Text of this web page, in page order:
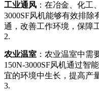
工业通风 ：在冶金、化工
3000SF风机能够有效排
通，改善工作环境，保障
2.
农业温室 ：农业温室中需
150N-3000SF风机通过智
宜的环境中生长，提高产
3.